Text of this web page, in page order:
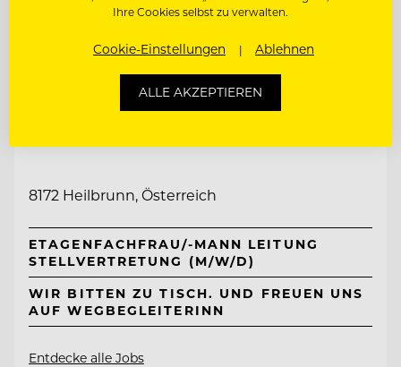
8172 Heilbrunn, Österreich
ETAGENFACHFRAU/-MANN LEITUNG
STELLVERTRETUNG (M/W/D)
WIR BITTEN ZU TISCH. UND FREUEN UNS
AUF WEGBEGLEITERINN
Entdecke alle Jobs
Ihre Cookies selbst zu verwalten.
Cookie-Einstellungen Ablehnen
ALLE AKZEPTIEREN